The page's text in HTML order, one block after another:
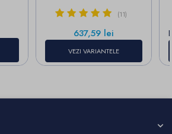
(11)
Pret
637,59 lei
VEZI VARIANTELE